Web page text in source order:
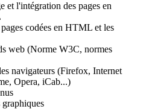
et l'intégration des pages en
codées en HTML et les
web (Norme W3C, normes
navigateurs (Firefox, Internet
Opera, iCab...)